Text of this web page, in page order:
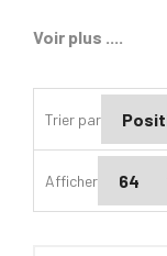
Bienvenue sur le
haute pression,
supérieure. Si
solutions de
bon endroit !
Voir plus ....
Trier par
Afficher